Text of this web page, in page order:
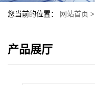
您当前的位置： 网站首页 >
产品展厅